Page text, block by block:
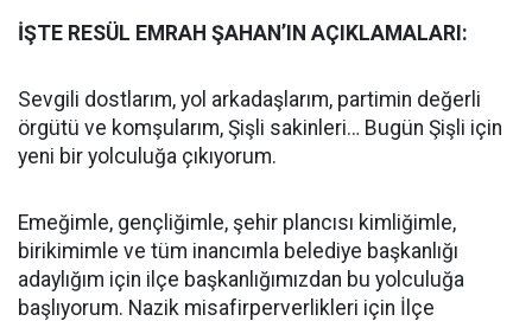
İŞTE RESÜL EMRAH ŞAHAN’IN AÇIKLAMALARI:
Sevgili dostlarım, yol arkadaşlarım, partimin değerli
örgütü ve komşularım, Şişli sakinleri… Bugün Şişli için
yeni bir yolculuğa çıkıyorum.
Emeğimle, gençliğimle, şehir plancısı kimliğimle,
birikimimle ve tüm inancımla belediye başkanlığı
adaylığım için ilçe başkanlığımızdan bu yolculuğa
başlıyorum. Nazik misafirperverlikleri için İlçe